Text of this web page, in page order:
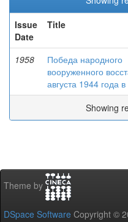
Issue
Date
Title
1958
Победа народного
вооруженного
августа 1944 года
Showing
Theme by
DSpace Software Copyright ©